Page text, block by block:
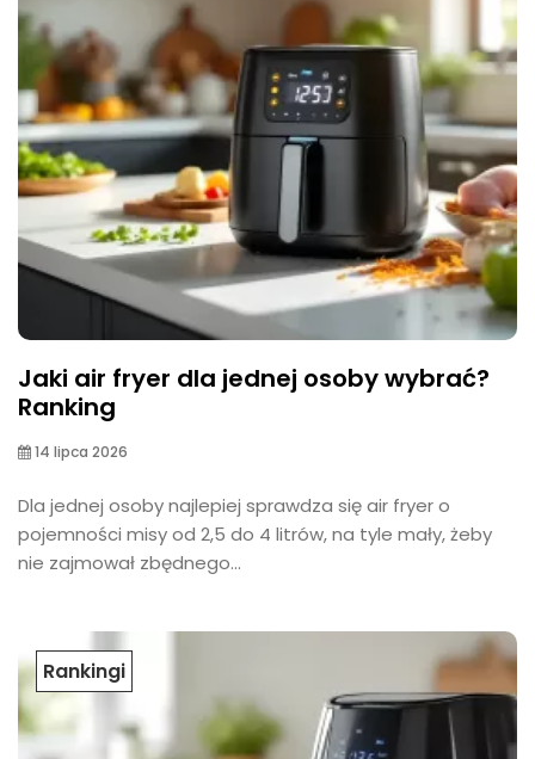
Jaki air fryer dla jednej osoby wybrać?
Ranking
14 lipca 2026
Dla jednej osoby najlepiej sprawdza się air fryer o
pojemności misy od 2,5 do 4 litrów, na tyle mały, żeby
nie zajmował zbędnego...
Rankingi